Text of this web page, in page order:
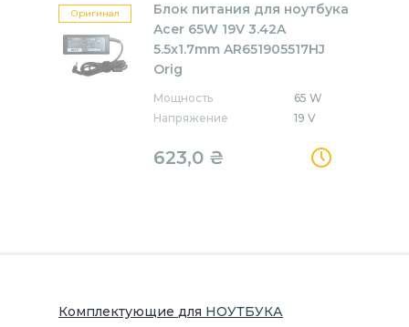
Оригинал
Блок питания для ноутбука
Acer 65W 19V 3.42A
5.5x1.7mm AR651905517HJ
Orig
Мощность
65 W
Напряжение
19 V
623,0 ₴
Комплектующие для НОУТБУКА